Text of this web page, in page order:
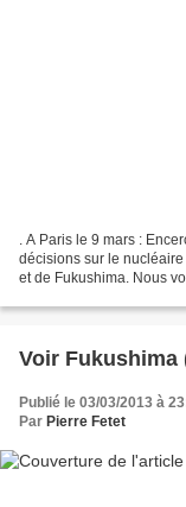
. A Paris le 9 mars :
décisions sur le
et de Fukushima. Nous
Voir Fukushima
Publié le 03/03/2013 à
Par Pierre Fetet